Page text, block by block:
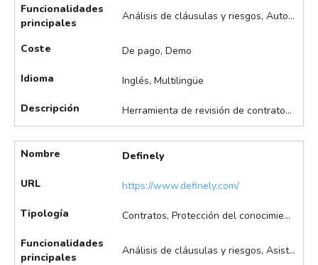
Funcionalidades
principales
Análisis de cláusulas y riesgos, Automatización de flujos de trabajo, Gestión asistida de contratos, Monitorización de tendencias legales, Redacción asistida de contratos, Seguimiento de aprobaciones y firmas
Coste De pago, Demo
Idioma Inglés, Multilingüe
Descripción Herramienta de revisión de contratos basada en inteligencia artificial que utiliza modelos de lenguaje avanzados (LLM) para analizar, redactar y negociar acuerdos legales de forma rápida y precisa. Se integra con Microsoft Word, y destaca en la revisión automatizada de contratos mediante IA, redacción y redline automático de cláusulas, identificación de riesgos, seguimiento automatizado de firmas y aceleración de tiempos de negociación, entre otras.
Nombre Definely
URL https://www.definely.com/
Tipología Contratos, Protección del conocimiento
Funcionalidades
principales
Análisis de cláusulas y riesgos, Asistente legal personalizable, Automatización de flujos de trabajo, Búsqueda y análisis de litigios IP, Chat con documentos, Gestión asistida de contratos, Redacción asistida de contratos